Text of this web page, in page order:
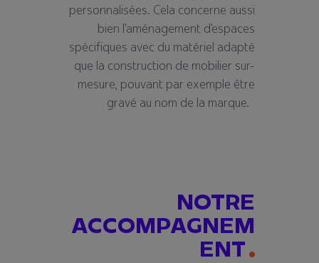
personnalisées. Cela concerne aussi
bien l’aménagement d’espaces
spécifiques avec du matériel adapté
que la construction de mobilier sur-
mesure, pouvant par exemple être
gravé au nom de la marque.
NOTRE
ACCOMPAGNEM
ENT